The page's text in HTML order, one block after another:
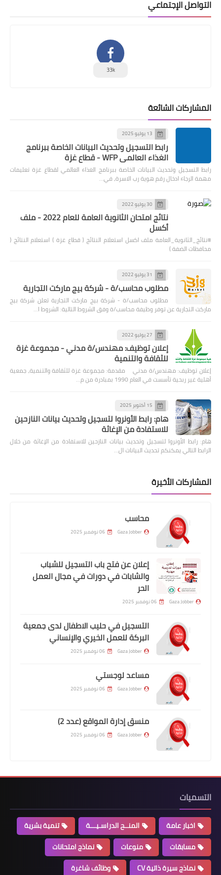
التواصل الإجتماعي
33k
المشاركات الشائعة
13 يوليو 2025
رابط التسجيل وتحديث البيانات الخاصة ببرنامج
الغذاء العالمي WFP - قطاع غزة
رابط التسجيل وتحديث البيانات الخاصة ببرنامج الغذاء العالمي لقطاع غزة تعليمات
مهمة الرجاء ادخال رقم هوية رب الاسرة، في…
30 يوليو 2022
نتائج امتحان الثانوية العامة للعام 2022 - ملف
أكسل
#نتائج_الثانوية_العامة ملف اكسل استعلام النتائج ( قطاع غزة ) استعلام النتائج (
محافظات الضفة )
31 يوليو 2022
مطلوب محاسب/ة - شركة بيج ماركت التجارية
مطلوب محاسب/ة - شركة بيج ماركت التجارية تعلن شركة بيج
ماركت التجارية عن توفر وظيفة محاسب/ة وفق الشروط التالية: الشروط ا…
27 يوليو 2022
إعلان توظيف: مهندس/ة مدني - مجموعة غزة
للثقافة والتنمية
إعلان توظيف: مهندس/ة مدني مقدمة: مجموعة غزة للثقافة والتنمية، جمعية
أهلية غير ربحية تأسست في العام 1990 بمبادرة من م…
15 أكتوبر 2025
هام: رابط الأونروا لتسجيل وتحديث بيانات النازحين
للاستفادة من الإغاثة
هام: رابط الأونروا لتسجيل وتحديث بيانات النازحين للاستفادة من الإغاثة من خلال
الرابط التالي يمكنكم تحديث البيانات ال…
المشاركات الأخيرة
محاسب
Gaza Jobber 06 نوفمبر 2025
إعلان عن فتح باب التسجيل للشباب
والشابات في دورات في مجال العمل
الحر
Gaza Jobber 06 نوفمبر 2025
التسجيل في حليب الاطفال لدى جمعية
البركة للعمل الخيري والإنساني
Gaza Jobber 06 نوفمبر 2025
مساعد لوجستي
Gaza Jobber 06 نوفمبر 2025
منسق إدارة المواقع (عدد 2)
Gaza Jobber 06 نوفمبر 2025
التسميات
اخبار عامة المنــح الدراسـيـــة
تنمية بشرية
مسابقات
منوعات
نماذج امتحانات
نماذج سيرة ذاتية CV
وظائف شاغرة